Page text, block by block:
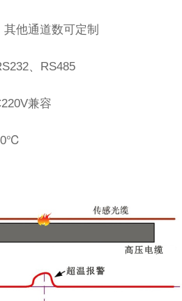
他通道数可定制
、RS485
兼容